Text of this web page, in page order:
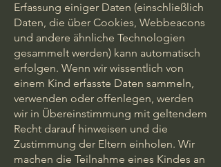
Erfassung einiger Daten (einschließlich
Daten, die über Cookies, Webbeacons
und andere ähnliche Technologien
gesammelt werden) kann automatisch
erfolgen. Wenn wir wissentlich von
einem Kind erfasste Daten sammeln,
verwenden oder offenlegen, werden
wir in Übereinstimmung mit geltendem
Recht darauf hinweisen und die
Zustimmung der Eltern einholen. Wir
machen die Teilnahme eines Kindes an